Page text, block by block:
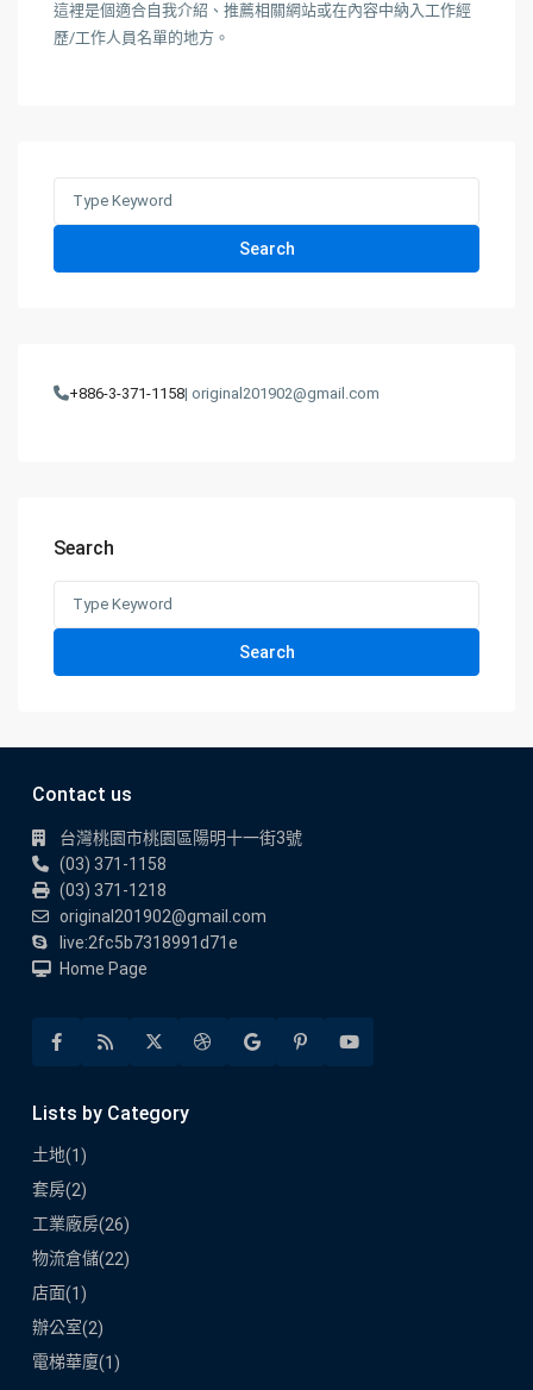
這裡是個適合自我介紹、推薦相關網站或在內容中納入工作經
歷/工作人員名單的地方。
Search
+886-3-371-1158| original201902@gmail.com
Search
Search
Contact us
台灣桃園市桃園區陽明十一街3號
(03) 371-1158
(03) 371-1218
original201902@gmail.com
live:2fc5b7318991d71e
Home Page
Lists by Category
土地(1)
套房(2)
工業廠房(26)
物流倉儲(22)
店面(1)
辦公室(2)
電梯華廈(1)